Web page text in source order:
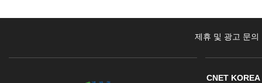
제휴 및 광고 문의
CNET